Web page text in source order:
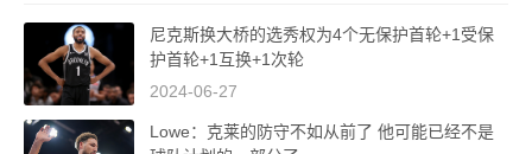
尼克斯换大桥的选秀权为4个无保护首轮+1受保
护首轮+1互换+1次轮
2024-06-27
Lowe：克莱的防守不如从前了 他可能已经不是